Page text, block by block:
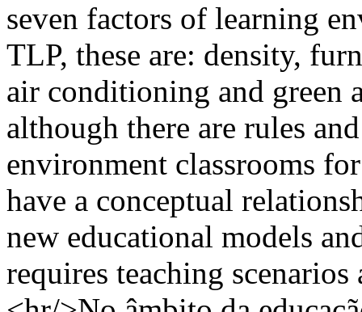
seven factors of learning
TLP, these are: density,
air conditioning and green
although there are rules
environment classrooms
have a conceptual
new educational models
requires teaching